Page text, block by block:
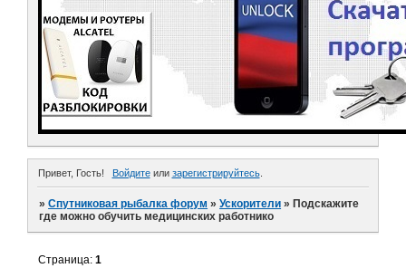
Привет, Гость! Войдитеили зарегистрируйтесь.
»Спутниковая рыбалка форум »Ускорители » Подскажите
где можно обучить медицинских работнико
Страница:1